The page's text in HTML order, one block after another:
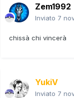
Zem1992
Inviato 7
chissà chi vincerà
YukiV
Inviato 7